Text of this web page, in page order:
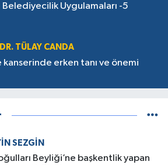
Belediyecilik Uygulamaları -5
TÜLAY CANDA
kanserinde erken tanı ve önemi
SEZGIN
Beyliği’ne başkentlik yapan